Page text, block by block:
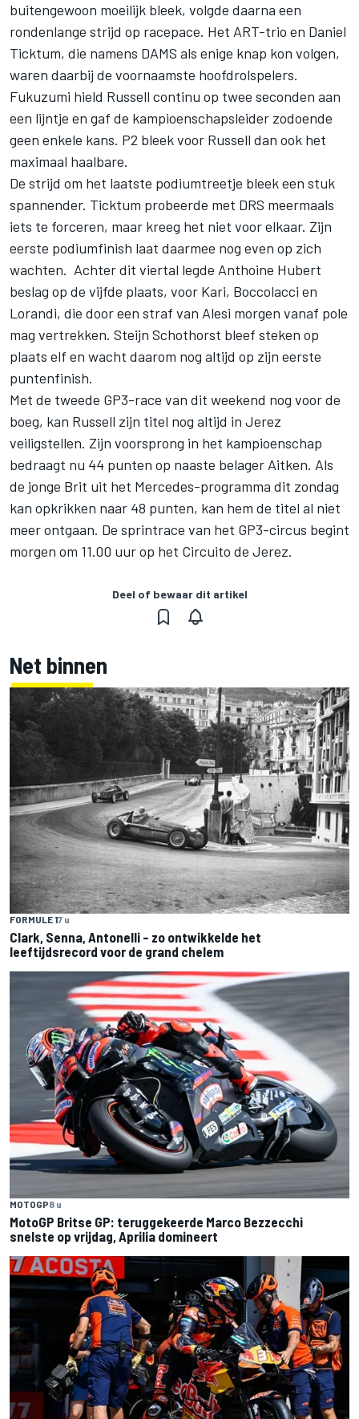
buitengewoon moeilijk bleek, volgde daarna een
rondenlange strijd op racepace. Het ART-trio en Daniel
Ticktum, die namens DAMS als enige knap kon volgen,
waren daarbij de voornaamste hoofdrolspelers.
Fukuzumi hield Russell continu op twee seconden aan
een lijntje en gaf de kampioenschapsleider zodoende
geen enkele kans. P2 bleek voor Russell dan ook het
maximaal haalbare.
De strijd om het laatste podiumtreetje bleek een stuk
spannender. Ticktum probeerde met DRS meermaals
iets te forceren, maar kreeg het niet voor elkaar. Zijn
eerste podiumfinish laat daarmee nog even op zich
wachten. Achter dit viertal legde Anthoine Hubert
beslag op de vijfde plaats, voor Kari, Boccolacci en
Lorandi, die door een straf van Alesi morgen vanaf pole
mag vertrekken. Steijn Schothorst bleef steken op
plaats elf en wacht daarom nog altijd op zijn eerste
puntenfinish.
Met de tweede GP3-race van dit weekend nog voor de
boeg, kan Russell zijn titel nog altijd in Jerez
veiligstellen. Zijn voorsprong in het kampioenschap
bedraagt nu 44 punten op naaste belager Aitken. Als
de jonge Brit uit het Mercedes-programma dit zondag
kan opkrikken naar 48 punten, kan hem de titel al niet
meer ontgaan. De sprintrace van het GP3-circus begint
morgen om 11.00 uur op het Circuito de Jerez.
Deel of bewaar dit artikel
Net binnen
FORMULE 17 u
Clark, Senna, Antonelli – zo ontwikkelde het
leeftijdsrecord voor de grand chelem
MOTOGP8 u
MotoGP Britse GP: teruggekeerde Marco Bezzecchi
snelste op vrijdag, Aprilia domineert